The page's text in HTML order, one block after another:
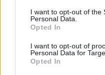
I want to opt-out of the
Personal Data.
Opted In
I want to opt-out of
Personal Data for
Opted In